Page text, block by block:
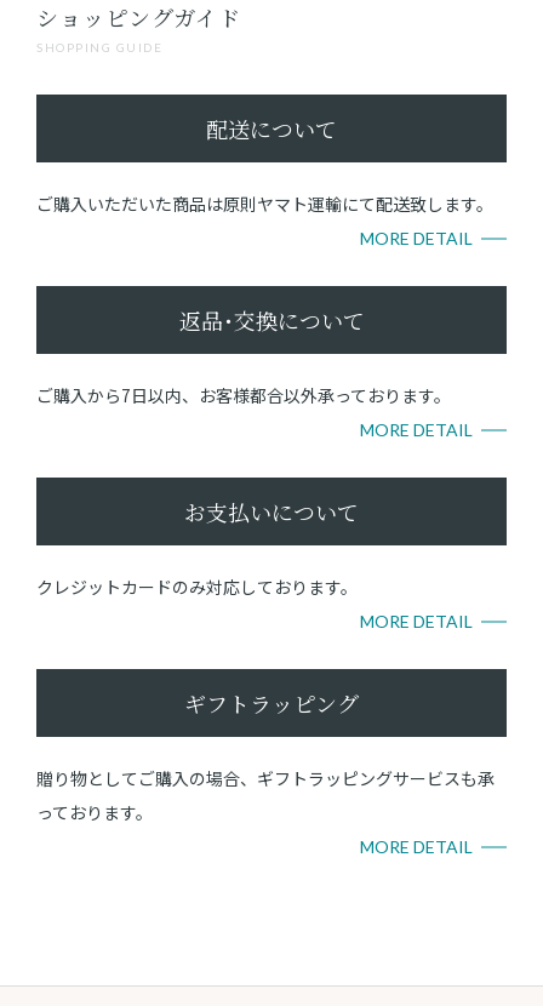
SHOPPING GUIDE
ショッピングガイド
配送について
ご購入いただいた商品は原則ヤマト運輸にて配送致します。
MORE DETAIL
返品･交換について
ご購入から7日以内、お客様都合以外承っております。
MORE DETAIL
お支払いについて
クレジットカードのみ対応しております。
MORE DETAIL
ギフトラッピング
贈り物としてご購入の場合、ギフトラッピングサービスも承
っております。
MORE DETAIL